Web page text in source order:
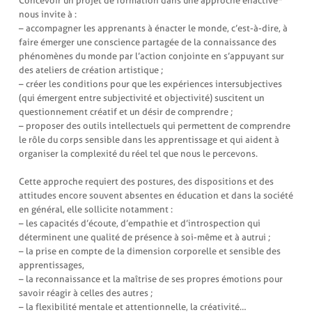
nous invite à :
– accompagner les apprenants à énacter le monde, c’est-à-dire, à
faire émerger une conscience partagée de la connaissance des
phénomènes du monde par l’action conjointe en s’appuyant sur
des ateliers de création artistique ;
– créer les conditions pour que les expériences intersubjectives
(qui émergent entre subjectivité et objectivité) suscitent un
questionnement créatif et un désir de comprendre ;
– proposer des outils intellectuels qui permettent de comprendre
le rôle du corps sensible dans les apprentissage et qui aident à
organiser la complexité du réel tel que nous le percevons.
Cette approche requiert des postures, des dispositions et des
attitudes encore souvent absentes en éducation et dans la société
en général, elle sollicite notamment :
– les capacités d’écoute, d’empathie et d’introspection qui
déterminent une qualité de présence à soi-même et à autrui ;
– la prise en compte de la dimension corporelle et sensible des
apprentissages,
– la reconnaissance et la maîtrise de ses propres émotions pour
savoir réagir à celles des autres ;
– la flexibilité mentale et attentionnelle, la créativité…